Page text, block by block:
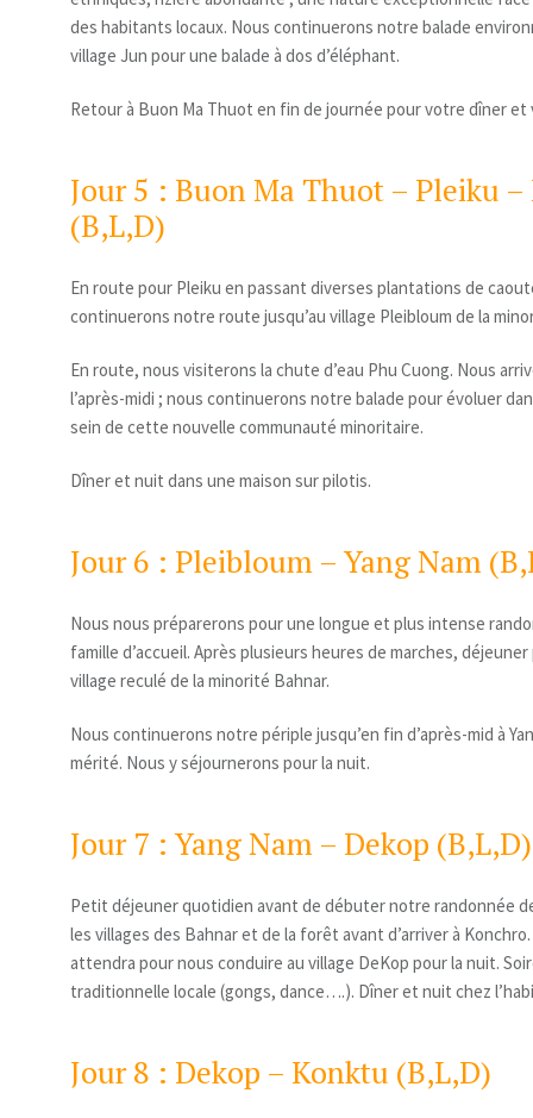
des habitants locaux. Nous continuerons notre balade
village Jun pour une balade à dos d’éléphant.
Retour à Buon Ma Thuot en fin de journée pour votre dîner
Jour 5 : Buon Ma Thuot – Pleiku
(B,L,D)
En route pour Pleiku en passant diverses plantations de
continuerons notre route jusqu’au village Pleibloum de la
En route, nous visiterons la chute d’eau Phu Cuong. Nous
l’après-midi ; nous continuerons notre balade pour évoluer
sein de cette nouvelle communauté minoritaire.
Dîner et nuit dans une maison sur pilotis.
Jour 6 : Pleibloum – Yang Nam
Nous nous préparerons pour une longue et plus intense
famille d’accueil. Après plusieurs heures de marches,
village reculé de la minorité Bahnar.
Nous continuerons notre périple jusqu’en fin d’après-mid à
mérité. Nous y séjournerons pour la nuit.
Jour 7 : Yang Nam – Dekop
Petit déjeuner quotidien avant de débuter notre randonnée
les villages des Bahnar et de la forêt avant d’arriver à
attendra pour nous conduire au village DeKop pour la nuit.
traditionnelle locale (gongs, dance….). Dîner et nuit chez
Jour 8 : Dekop – Konktu (B,L,D)